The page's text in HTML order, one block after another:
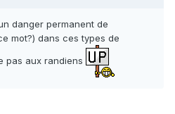
danger permanent de
mot?) dans ces types de
pas aux randiens